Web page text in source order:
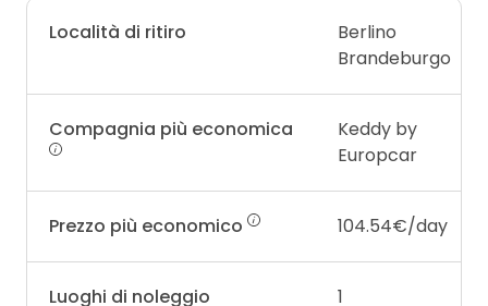
Località di ritiro
Berlino
Brandeburgo
Compagnia più economica
Keddy by
Europcar
Prezzo più economico 104.54€/day
Luoghi di noleggio 1